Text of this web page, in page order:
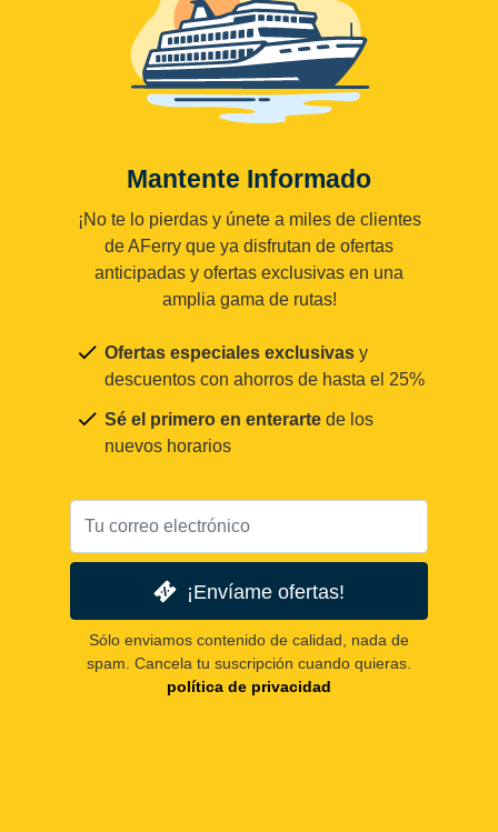
Mantente Informado
¡No te lo pierdas y únete a miles de clientes
de AFerry que ya disfrutan de ofertas
anticipadas y ofertas exclusivas en una
amplia gama de rutas!
Ofertas especiales exclusivas y
descuentos con ahorros de hasta el 25%
Sé el primero en enterarte de los
nuevos horarios
¡Envíame ofertas!
Sólo enviamos contenido de calidad, nada de
spam. Cancela tu suscripción cuando quieras.
política de privacidad